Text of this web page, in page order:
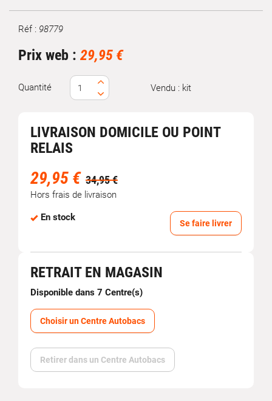
Marque
Réf : 98779
Prix web : 29,95 €
Quantité Vendu : kit
LIVRAISON DOMICILE OU POINT
RELAIS
29,95 € 34,95 €
Hors frais de livraison
En stock
Se faire livrer
RETRAIT EN MAGASIN
Disponible dans 7 Centre(s)
Choisir un Centre Autobacs
Retirer dans un Centre Autobacs